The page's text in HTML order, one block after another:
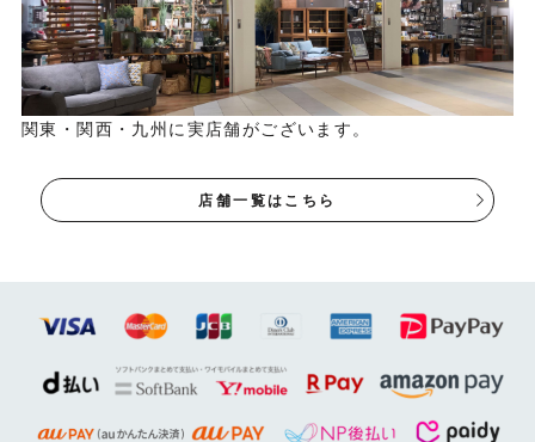
ら▶
Check！
関東・関西・九州に実店舗がございます。
店舗一覧はこちら